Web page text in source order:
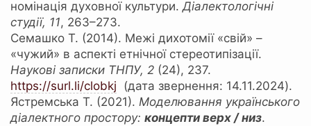
номінація духовної культури.Діалектологічні
студії, 11, 263–273.
Семашко Т. (2014). Межі дихотомії «свій» –
«чужий» в аспекті етнічної стереотипізації.
Наукові записки ТНПУ, 2 (24), 237.
https://surl.li/clobkj (дата звернення: 14.11.2024).
Ястремська Т. (2021). Моделювання українського
діалектного простору: концепти верх / низ.